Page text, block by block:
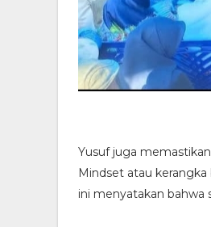
Yusuf juga
Mindset atau kerangka
ini menyatakan bahwa